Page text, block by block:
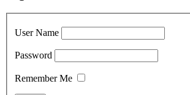
User Name
Password
Remember Me